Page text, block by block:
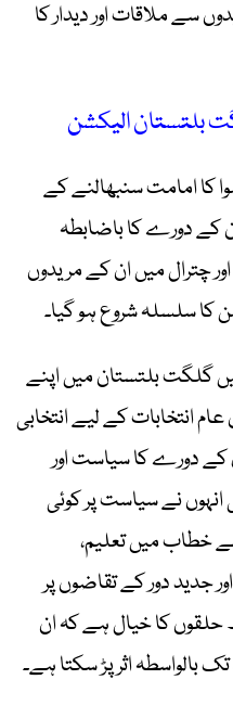
سے ملاقات اور دیدار کا
بلتستان الیکشن
کا امامت سنبھالنے کے
ان کے دورے کا باضابطہ
چترال میں ان کے مریدوں
کا سلسلہ شروع ہو گیا۔
گلگت بلتستان میں اپنے
انتخابات کے لیے انتخابی
کے دورے کا سیاست اور
نے سیاست پر کوئی
خطاب میں تعلیم،
جدید دور کے تقاضوں پر
حلقوں کا خیال ہے کہ ان
اثر پڑ سکتا ہے۔